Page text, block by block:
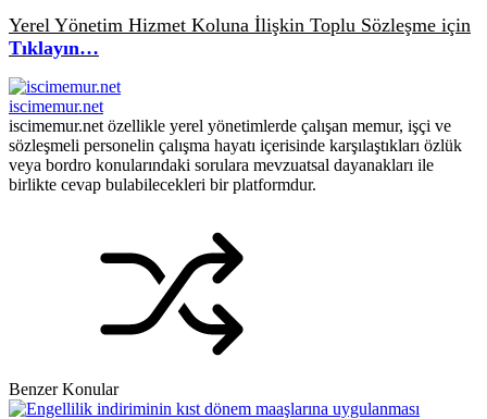
Yerel Yönetim Hizmet Koluna İlişkin Toplu Sözleşme için
Tıklayın…
iscimemur.net
iscimemur.net özellikle yerel yönetimlerde çalışan memur, işçi ve
sözleşmeli personelin çalışma hayatı içerisinde karşılaştıkları özlük
veya bordro konularındaki sorulara mevzuatsal dayanakları ile
birlikte cevap bulabilecekleri bir platformdur.
Benzer Konular